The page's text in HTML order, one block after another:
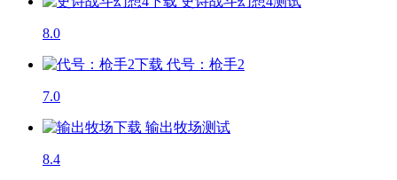
8.0
代号：枪手2
7.0
输出牧场测试
8.4